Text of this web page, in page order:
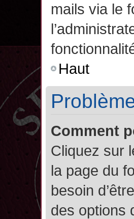
mails via le
Haut
Comment
Cliquez sur
la page du
besoin
des options